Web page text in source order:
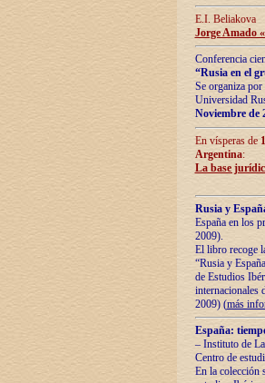
E.I. Beliakova
Jorge Amado
Conferencia
“Rusia en el
Se organiza
Universidad
Noviembre de
En vísperas de
Argentina:
La base
Rusia y
España en los
2009).
El libro recoge
“Rusia y
de Estudios
internacionales
2009) (más
España:
– Instituto de
Centro de
En la colección